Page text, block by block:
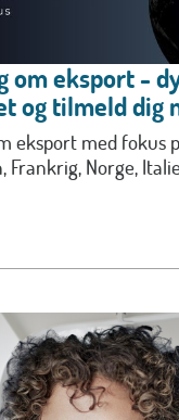
om eksport -
og tilmeld dig
eksport med fokus
Norge,